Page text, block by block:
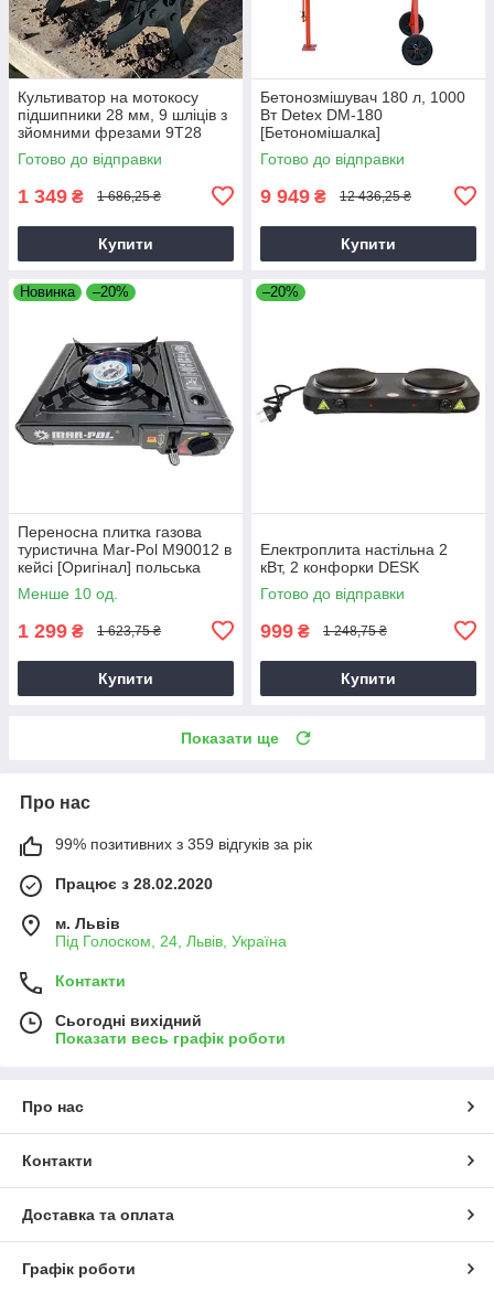
Культиватор на мотокосу
підшипники 28 мм, 9 шліців з
зйомними фрезами 9T28
Готово до відправки
1 349 ₴ 1 686,25 ₴
Купити
Бетонозмішувач 180 л, 1000
Вт Detex DM-180
[Бетономішалка]
Готово до відправки
9 949 ₴ 12 436,25 ₴
Купити
Новинка –20%
Переносна плитка газова
туристична Mar-Pol M90012 в
кейсі [Оригінал] польська
Менше 10 од.
1 299 ₴ 1 623,75 ₴
Купити
–20%
Електроплита настільна 2
кВт, 2 конфорки DESK
Готово до відправки
999 ₴ 1 248,75 ₴
Купити
Показати ще
Про нас
99% позитивних з 359 відгуків за рік
Працює з 28.02.2020
м. Львів
Під Голоском, 24, Львів, Україна
Контакти
Сьогодні вихідний
Показати весь графік роботи
Про нас
Контакти
Доставка та оплата
Графік роботи